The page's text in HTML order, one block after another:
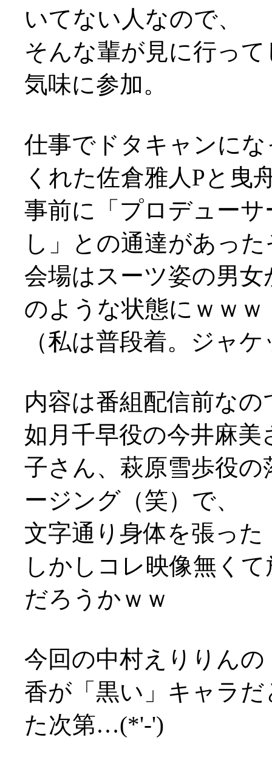
いてない人なので、
そんな輩が見に行っ
気味に参加。
仕事でドタキャンに
くれた佐倉雅人Pと曳
事前に「プロデュー
し」との通達があっ
会場はスーツ姿の男
のような状態にｗｗｗ
（私は普段着。ジャ
内容は番組配信前な
如月千早役の今井麻
子さん、萩原雪歩役
ージング（笑）で、
文字通り身体を張っ
しかしコレ映像無く
だろうかｗｗ
今回の中村えりりん
香が「黒い」キャラ
た次第…(*'-')